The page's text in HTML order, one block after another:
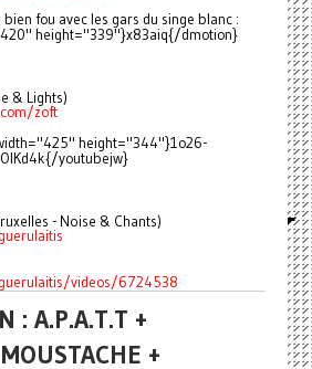
fou avec les gars du singe blanc :
height="339"}x83aiq{/dmotion}
& Lights)
zoft
height="344"}1o26-
OlKd4k{/youtubejw}
- Noise & Chants)
videos/6724538
: A.P.A.T.T +
+